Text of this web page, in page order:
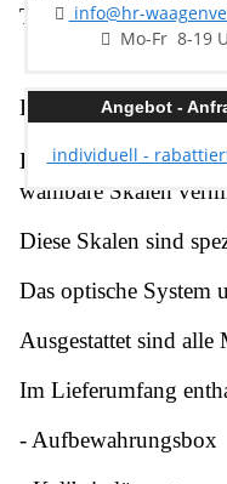
info@hr-
Mo-Fr 8-19
Angebot -
individuell -
Teilung:0,2% / 0,2%
Die Modelle der
Die handliche und
wählbare Skalen
Diese Skalen sind
Das optische System
Ausgestattet sind
Im Lieferumfang
- Aufbewahrungsbox